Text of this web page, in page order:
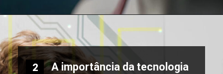
A importância da tecnologia
2